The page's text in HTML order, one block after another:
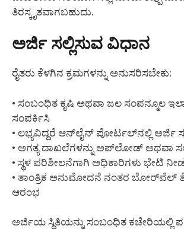
ತಿರಸ್ಕೃತವಾಗಬಹುದು.
ಅರ್ಜಿ ಸಲ್ಲಿಸುವ ವಿಧಾನ
ರೈತರು ಕೆಳಗಿನ ಕ್ರಮಗಳನ್ನು ಅನುಸರಿಸಬೇಕು:
• ಸಂಬಂಧಿತ ಕೃಷಿ ಅಥವಾ ಜಲ ಸಂಪನ್ಮೂಲ
ಸಂಪರ್ಕಿಸಿ
• ಲಭ್ಯವಿದ್ದರೆ ಆನ್‌ಲೈನ್ ಪೋರ್ಟಲ್‌ನಲ್ಲಿ ಅರ್ಜಿ
• ಅಗತ್ಯ ದಾಖಲೆಗಳನ್ನು ಅಪ್‌ಲೋಡ್ ಅಥವಾ
• ಸ್ಥಳ ಪರಿಶೀಲನೆಗಾಗಿ ಅಧಿಕಾರಿಗಳು ಭೇಟಿ
• ತಾಂತ್ರಿಕ ಅನುಮೋದನೆ ನಂತರ ಬೋರ್‌ವೆಲ್
ಆರಂಭ
ಅರ್ಜಿಯ ಸ್ಥಿತಿಯನ್ನು ಸಂಬಂಧಿತ ಕಚೇರಿಯಲ್ಲಿ